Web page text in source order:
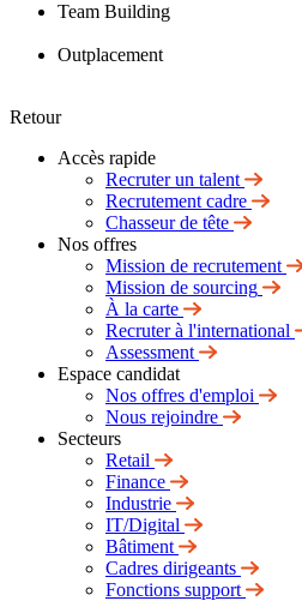
Team Building
Outplacement
Retour
Accès rapide
Recruter un talent
Recrutement cadre
Chasseur de tête
Nos offres
Mission de recrutement
Mission de sourcing
À la carte
Recruter à l'international
Assessment
Espace candidat
Nos offres d'emploi
Nous rejoindre
Secteurs
Retail
Finance
Industrie
IT/Digital
Bâtiment
Cadres dirigeants
Fonctions support